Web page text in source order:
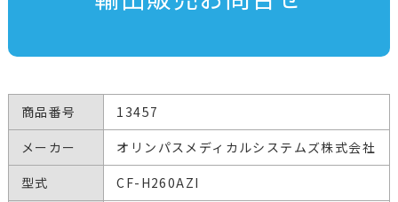
商品番号
13457
メーカー
オリンパスメディカルシステムズ株式会社
型式
CF-H260AZI